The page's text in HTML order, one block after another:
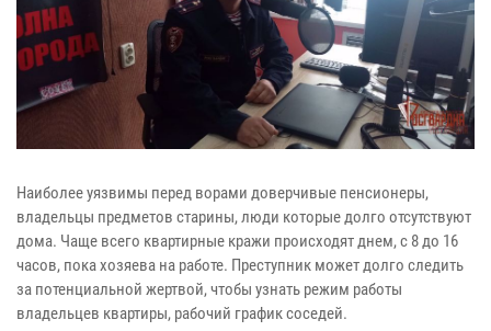
Наиболее уязвимы перед ворами доверчивые пенсионеры,
владельцы предметов старины, люди которые долго отсутствуют
дома. Чаще всего квартирные кражи происходят днем, с 8 до 16
часов, пока хозяева на работе. Преступник может долго следить
за потенциальной жертвой, чтобы узнать режим работы
владельцев квартиры, рабочий график соседей.